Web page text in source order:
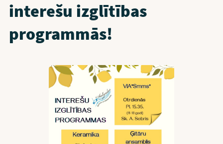
interešu izglītības
programmās!